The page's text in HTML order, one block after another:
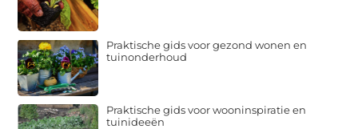
Praktische gids voor gezond wonen en
tuinonderhoud
Praktische gids voor wooninspiratie en
tuinideeën